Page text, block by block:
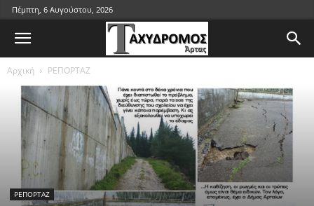
Πέμπτη, 6 Αυγούστου, 2026
Αρχική ΡΕΠΟΡΤΑΖ
ΡΕΠΟΡΤΑΖ